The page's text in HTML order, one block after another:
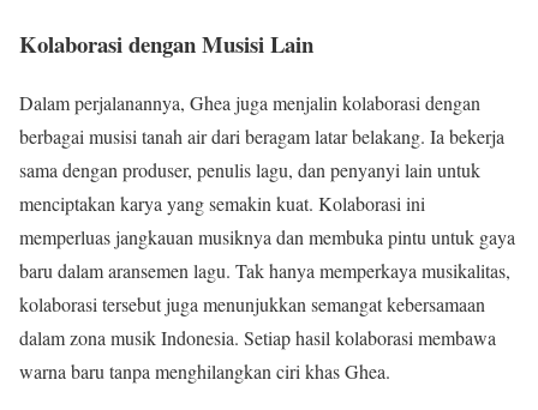
Kolaborasi dengan Musisi Lain
Dalam perjalanannya, Ghea juga menjalin kolaborasi dengan
berbagai musisi tanah air dari beragam latar belakang. Ia bekerja
sama dengan produser, penulis lagu, dan penyanyi lain untuk
menciptakan karya yang semakin kuat. Kolaborasi ini
memperluas jangkauan musiknya dan membuka pintu untuk gaya
baru dalam aransemen lagu. Tak hanya memperkaya musikalitas,
kolaborasi tersebut juga menunjukkan semangat kebersamaan
dalam zona musik Indonesia. Setiap hasil kolaborasi membawa
warna baru tanpa menghilangkan ciri khas Ghea.